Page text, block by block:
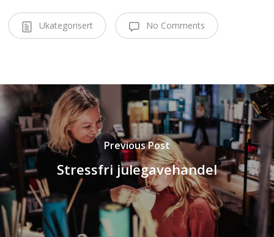
Ukategorisert No Comments
Previous Post
Stressfri julegavehandel